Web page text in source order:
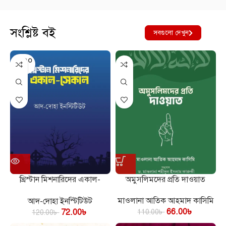
সংশ্লিষ্ট বই সবগুলো দেখুন
SOLD O
UT
খ্রিস্টান মিশনারিদের একাল-
আদ-দোহা ইনস্টিটিউট
120.00৳ 72.00৳
অমুসলিমদের প্রতি দাওয়াত
মাওলানা আতিক আহমাদ কাসিমি
110.00৳ 66.00৳